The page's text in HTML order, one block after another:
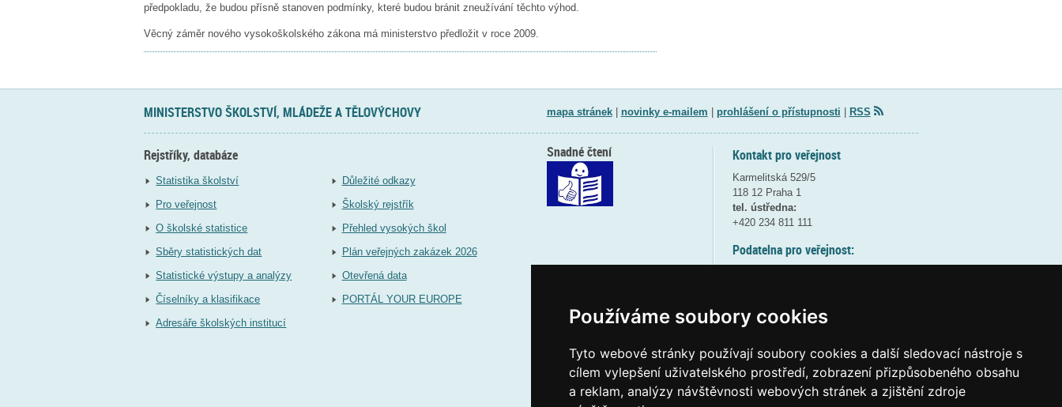
Používáme soubory cookies
Tyto webové stránky používají soubory cookies a další sledovací nástroje s
cílem vylepšení uživatelského prostředí, zobrazení přizpůsobeného obsahu
a reklam, analýzy návštěvnosti webových stránek a zjištění zdroje
předpokladu, že budou přísně stanoven podmínky, které budou bránit zneužívání těchto výhod.
Věcný záměr nového vysokoškolského zákona má ministerstvo předložit v roce 2009.
MINISTERSTVO ŠKOLSTVÍ, MLÁDEŽE A TĚLOVÝCHOVY mapa stránek| novinky e-mailem prohlášení o přístupnosti RSS
Rejstříky, databáze
Statistika školství
Pro veřejnost
O školské statistice
Sběry statistických dat
Statistické výstupy a analýzy
Číselníky a klasifikace
Adresáře školských institucí
Důležité odkazy
Školský rejstřík
Přehled vysokých škol
Plán veřejných zakázek 2026
Otevřená data
PORTÁL YOUR EUROPE
Kontakt pro veřejnost
Karmelitská 529/5
118 12 Praha 1
tel. ústředna:
+420 234 811 111
Podatelna pro veřejnost:
(více informací
Elektronická podatelna:
posta@msmt.gov.cz
Snadné čtení